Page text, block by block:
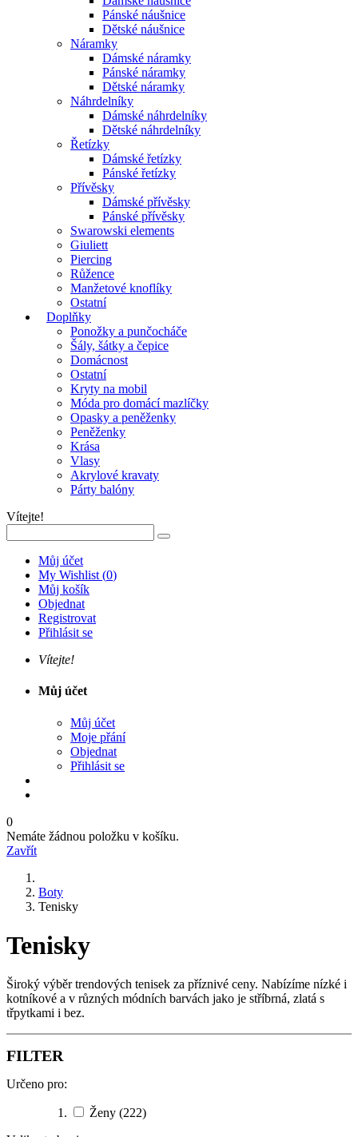
Pánské náušnice
Dětské náušnice
Náramky
Dámské náramky
Pánské náramky
Dětské náramky
Náhrdelníky
Dámské náhrdelníky
Dětské náhrdelníky
Řetízky
Dámské řetízky
Pánské řetízky
Přívěsky
Dámské přívěsky
Pánské přívěsky
Swarowski elements
Giuliett
Piercing
Růžence
Manžetové knoflíky
Ostatní
Doplňky
Ponožky a punčocháče
Šály, šátky a čepice
Domácnost
Ostatní
Kryty na mobil
Móda pro domácí mazlíčky
Opasky a peněženky
Peněženky
Krása
Vlasy
Akrylové kravaty
Párty balóny
Vítejte!
Můj účet
My Wishlist (0)
Můj košík
Objednat
Registrovat
Přihlásit se
Vítejte!
Můj účet
Můj účet
Moje přání
Objednat
Přihlásit se
0
Nemáte žádnou položku v košíku.
Zavřít
Boty
Tenisky
Tenisky
Široký výběr trendových tenisek za příznivé ceny. Nabízíme nízké i
kotníkové a v různých módních barvách jako je stříbrná, zlatá s
třpytkami i bez.
FILTER
Určeno pro:
Ženy (222)